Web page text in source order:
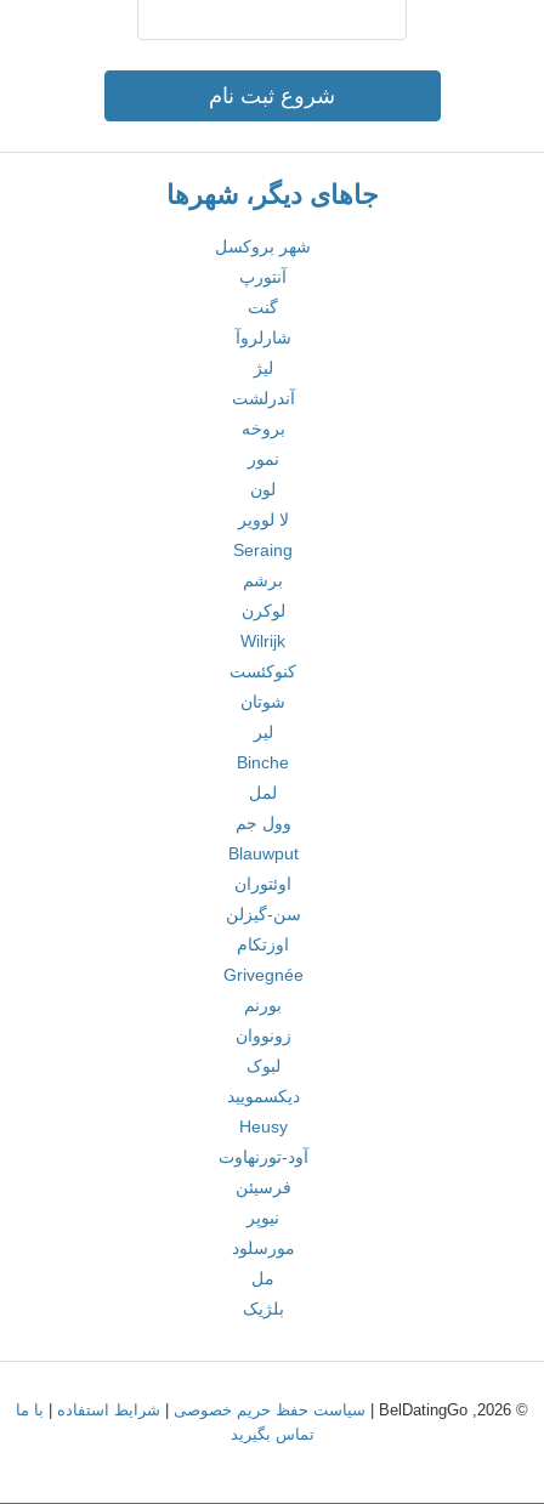
شروع ثبت نام
جاهای دیگر، شهرها
شهر بروکسل
آنتورپ
گنت
شارلروآ
لیژ
آندرلشت
بروخه
نمور
لون
لا لوویر
Seraing
برشم
لوکرن
Wilrijk
کنوکئست
شوتان
لیر
Binche
لمل
وول جم
Blauwput
اوئتوران
سن-گیزلن
اوزتکام
Grivegnée
بورنم
زونووان
لبوک
دیکسمویید
Heusy
آود-تورنهاوت
فرسیئن
نیوپر
مورسلود
مل
بلژیک
© 2026, BelDatingGo | سیاست حفظ حریم خصوصی شرایط استفاده
با ما
تماس بگیرید